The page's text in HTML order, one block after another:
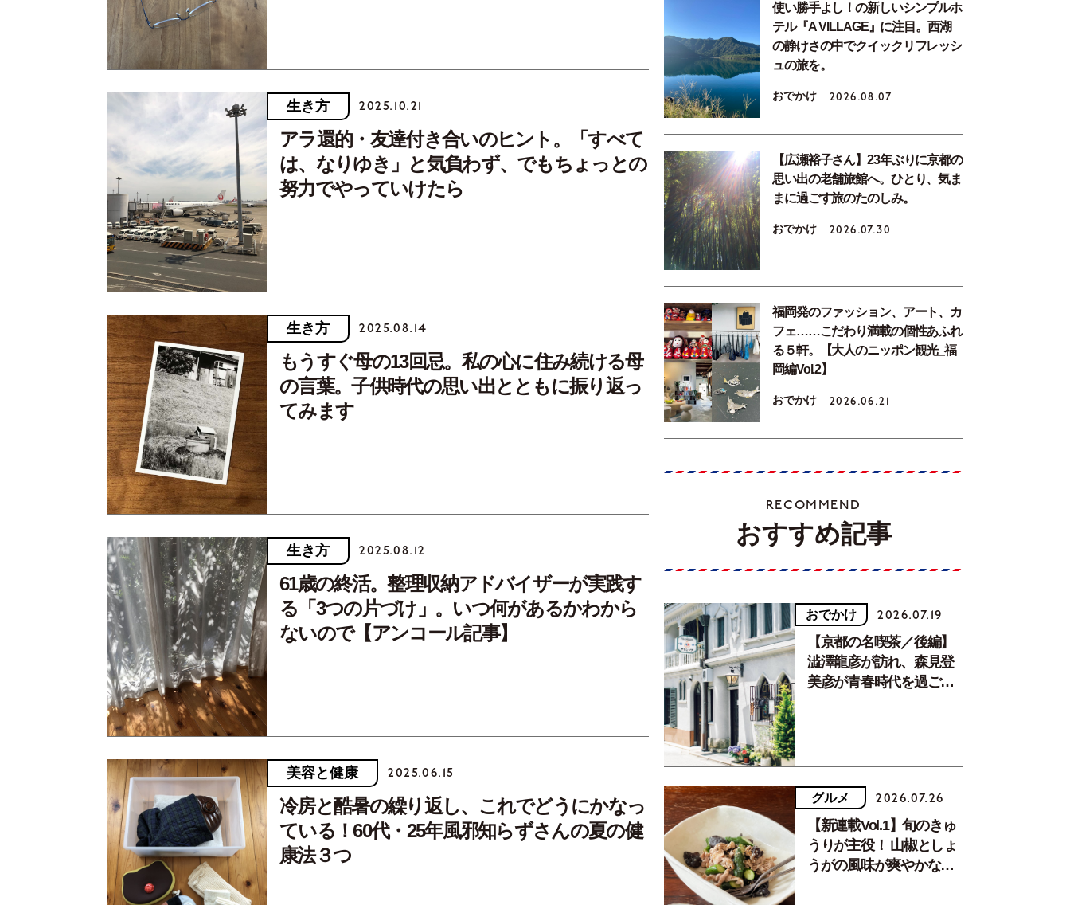
生き方 2025.10.21
アラ還的・友達付き合いのヒント。「すべて
は、なりゆき」と気負わず、でもちょっとの
努力でやっていけたら
生き方 2025.08.14
もうすぐ母の13回忌。私の心に住み続ける母
の言葉。子供時代の思い出とともに振り返っ
てみます
生き方 2025.08.12
61歳の終活。整理収納アドバイザーが実践す
る「3つの片づけ」。いつ何があるかわから
ないので【アンコール記事】
美容と健康 2025.06.15
冷房と酷暑の繰り返し、これでどうにかなっ
ている！60代・25年風邪知らずさんの夏の健
康法３つ
使い勝手よし！の新しいシンプルホ
テル『A VILLAGE』に注目。西湖
の静けさの中でクイックリフレッシ
ュの旅を。
おでかけ 2026.08.07
【広瀬裕子さん】23年ぶりに京都の
思い出の老舗旅館へ。ひとり、気ま
まに過ごす旅のたのしみ。
おでかけ 2026.07.30
福岡発のファッション、アート、カ
フェ……こだわり満載の個性あふれ
る５軒。【大人のニッポン観光_福
岡編Vol.2】
おでかけ 2026.06.21
RECOMMEND
おすすめ記事
おでかけ 2026.07.19
【京都の名喫茶／後編】
澁澤龍彦が訪れ、森見登
美彦が青春時代を過ごし
グルメ 2026.07.26
【新連載Vol.1】旬のきゅ
うりが主役！ 山椒としょ
うがの風味が爽やかな、